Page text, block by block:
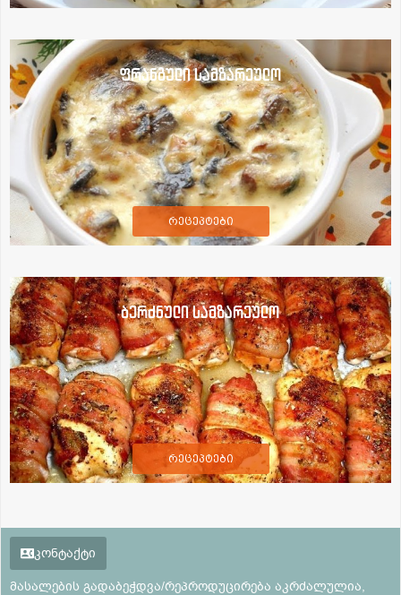
ფრანგული სამზარეულო
რეცეპტები
ბერძნული სამზარეულო
რეცეპტები
კონტაქტი
მასალების გადაბეჭდვა/რეპროდუცირება აკრძალულია,